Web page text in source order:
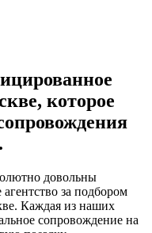
которое
довольны
агентство за подбором
Каждая из наших
сопровождение на